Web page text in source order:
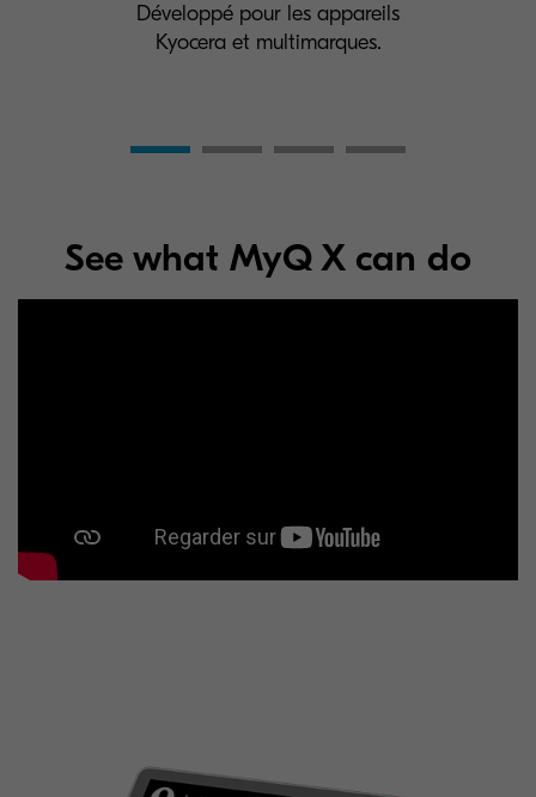
Développé pour les appareils
Kyocera et multimarques.
See what MyQ X can do